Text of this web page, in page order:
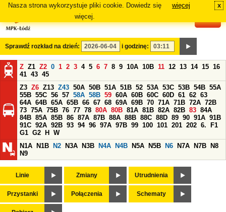
Nasza strona wykorzystuje pliki cookie. Dowiedz się
więcej.
więcej x
Sprawdź rozkład na dzień: i godzinę:
Z Z1 Z2 0 1 2 3 4 5 6 7 8 9 10A 10B 11 12 13 14 15 16
41 43 45
Z3 Z6 Z13 Z43 50A 50B 51A 51B 52 53A 53C 53B 54B 55A
55B 55C 56 57 58A 58B 59 60A 60B 60C 60D 61 62 63
64A 64B 65A 65B 66 67 68 69A 69B 70 71A 71B 72A 72B
73 75A 75B 76 77 78 80A 80B 81A 81B 82A 82B 83 84A
84B 85A 85B 86 87A 87B 88A 88B 88C 88D 89 90 91A 91B
91C 92A 92B 93 94 96 97A 97B 99 100 101 201 202 6.
F1
G1 G2 H
W
N1A
N1B N2 N3A N3B N4A N4B N5A N5B N6 N7A N7B
N8
N9
Linie Zmiany Utrudnienia
Przystanki Połączenia Schematy